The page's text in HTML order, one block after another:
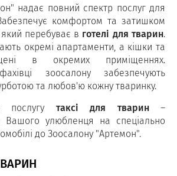
надає повний спектр послуг для
комфортом та затишком
перебуває в готелі для тварин.
окремі апартаменти, а кішки та
в окремих приміщеннях.
зоосалону забезпечують
та любов'ю кожну тваринку.
послугу таксі для тварин–
Вашого улюбленця на спеціально
до Зоосалону "Артемон".